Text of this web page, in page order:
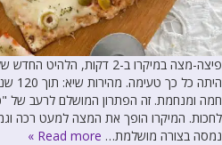
פיצה-מצה במיקרו ב-2
חמה ומנחמת. זה הפתרון המושלם לרעב של
לחכות. המיקרו הופך את המצה למעט רכה
נמסה בצורה מושלמת… Read more »